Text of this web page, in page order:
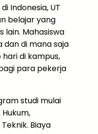
Indonesia, UT
belajar yang
lain. Mahasiswa
di mana saja
di kampus,
para pekerja
studi mulai
Biaya